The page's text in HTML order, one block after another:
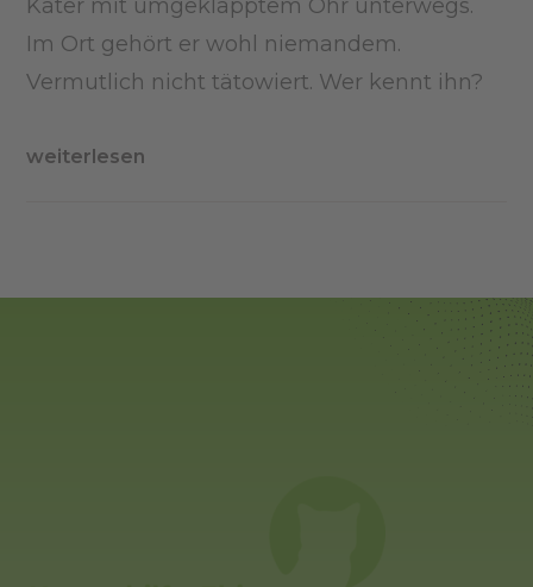
Kater mit umgeklapptem Ohr unterwegs.
Im Ort gehört er wohl niemandem.
Vermutlich nicht tätowiert. Wer kennt ihn?
weiterlesen